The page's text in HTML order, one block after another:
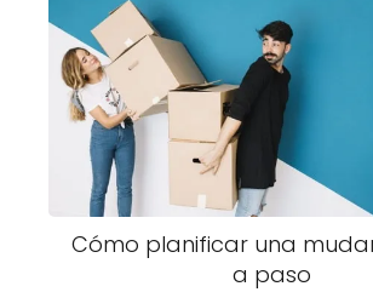
Cómo planificar una
a paso